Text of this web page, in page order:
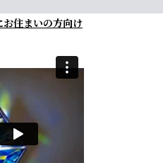
お住まいの方向け